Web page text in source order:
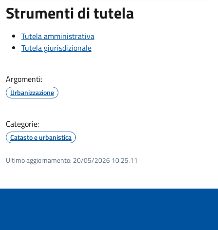
Strumenti di tutela
Tutela amministrativa
Tutela giurisdizionale
Argomenti:
Urbanizzazione
Categorie:
Catasto e urbanistica
Ultimo aggiornamento: 20/05/2026 10:25.11